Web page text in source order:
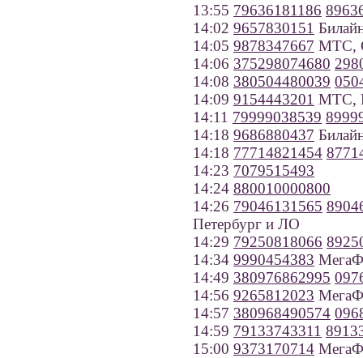
13:55 79636181186
14:02 9657830151
14:05 9878347667 МТС,
14:06 375298074680
14:08 380504480039
14:09 9154443201 МТС,
14:11 79999038539
14:18 9686880437
14:18 77714821454
14:23 7079515493
14:24 880010000800
14:26 79046131565
Петербург и ЛО
14:29 79250818066
14:34 9990454383
14:49 380976862995
14:56 9265812023
14:57 380968490574
14:59 79133743311
15:00 9373170714